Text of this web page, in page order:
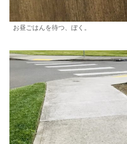
お昼ごはんを待つ、ぼく。